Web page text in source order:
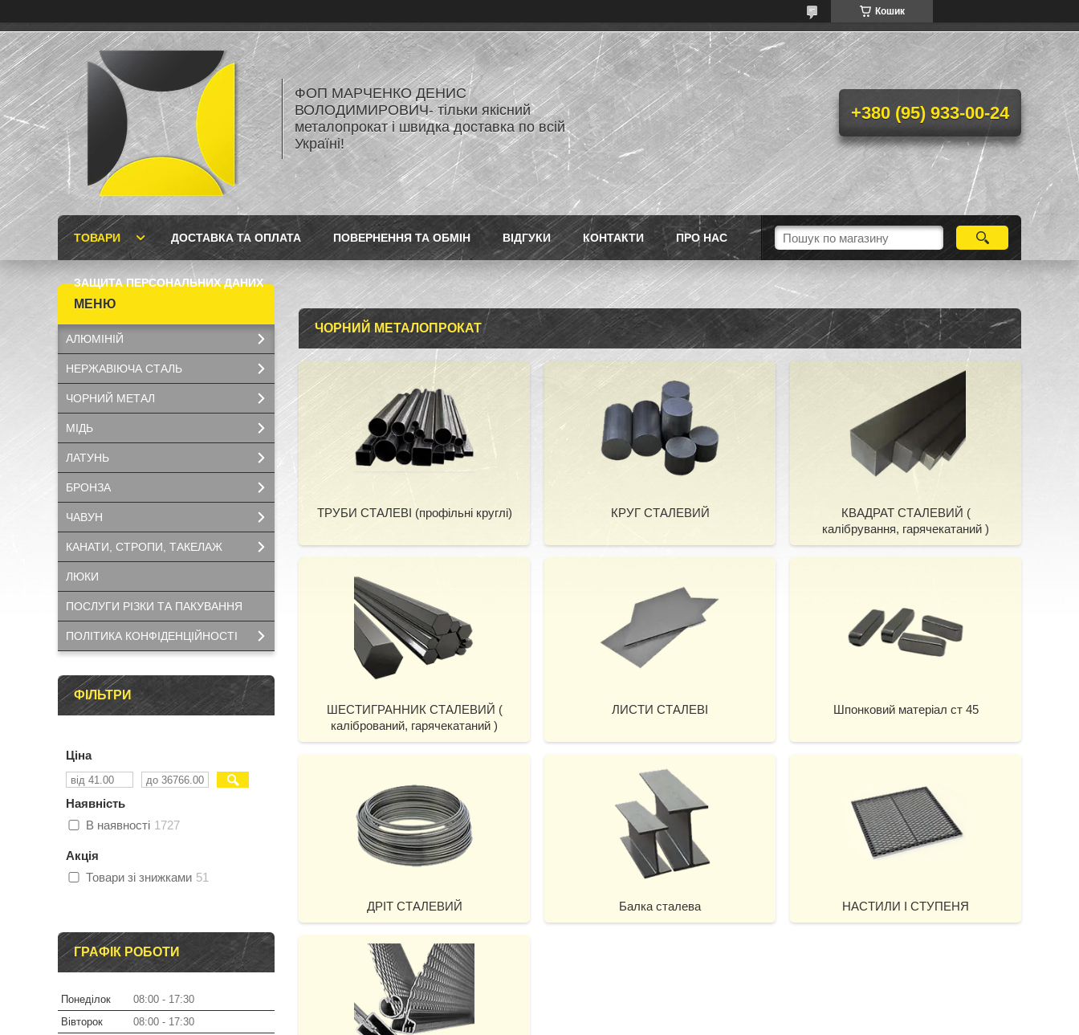
Кошик
ФОП МАРЧЕНКО ДЕНИС
ВОЛОДИМИРОВИЧ- тільки якісний
металопрокат і швидка доставка по всій
Україні!
+380 (95) 933-00-24
ТОВАРИ ДОСТАВКА ТА ОПЛАТА ПОВЕРНЕННЯ ТА ОБМІН ВІДГУКИ КОНТАКТИ ПРО НАС
ЗАЩИТА ПЕРСОНАЛЬНИХ ДАНИХ
ЧОРНИЙ МЕТАЛОПРОКАТ
ТРУБИ СТАЛЕВІ (профільні круглі) КРУГ СТАЛЕВИЙ
КВАДРАТ СТАЛЕВИЙ (
калібрування, гарячекатаний )
ШЕСТИГРАННИК СТАЛЕВИЙ (
калібрований, гарячекатаний )
ЛИСТИ СТАЛЕВІ Шпонковий матеріал ст 45
ДРІТ СТАЛЕВИЙ Балка сталева НАСТИЛИ І СТУПЕНЯ
АЛЮМІНІЙ
НЕРЖАВІЮЧА СТАЛЬ
ЧОРНИЙ МЕТАЛ
МІДЬ
ЛАТУНЬ
БРОНЗА
ЧАВУН
КАНАТИ, СТРОПИ, ТАКЕЛАЖ
ЛЮКИ
ПОСЛУГИ РІЗКИ ТА ПАКУВАННЯ
ПОЛІТИКА КОНФІДЕНЦІЙНОСТІ
ФІЛЬТРИ
Ціна
Наявність
В наявності 1727
Акція
Товари зі знижками 51
ГРАФІК РОБОТИ
Понеділок 08:00
17:30
Вівторок
08:00
17:30